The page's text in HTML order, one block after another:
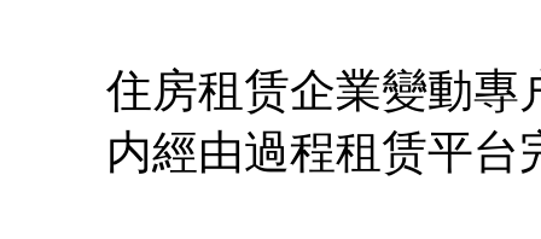
住房租赁企業變動專
内經由過程租赁平台